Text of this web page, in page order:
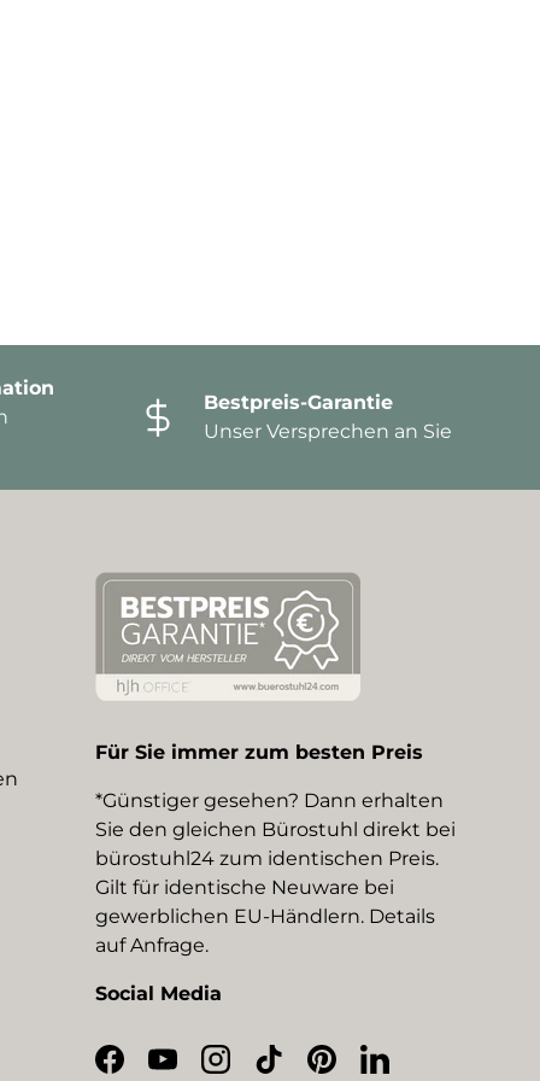
Bestpreis-Garantie
Unser Versprechen an Sie
Für Sie immer zum besten Preis
*Günstiger gesehen? Dann erhalten
Sie den gleichen Bürostuhl direkt bei
bürostuhl24 zum identischen Preis.
Gilt für identische Neuware bei
gewerblichen EU-Händlern. Details
auf Anfrage.
Social Media
Facebook
YouTubeInstagram
TikTokPinterestLinkedIn